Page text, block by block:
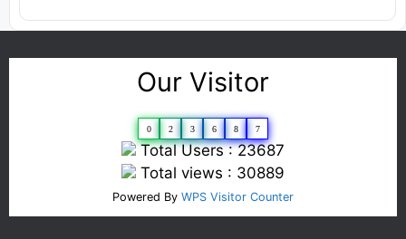
Our Visitor
0 2 3 6 8 7
Total Users : 23687
Total views : 30889
Powered By WPS Visitor Counter